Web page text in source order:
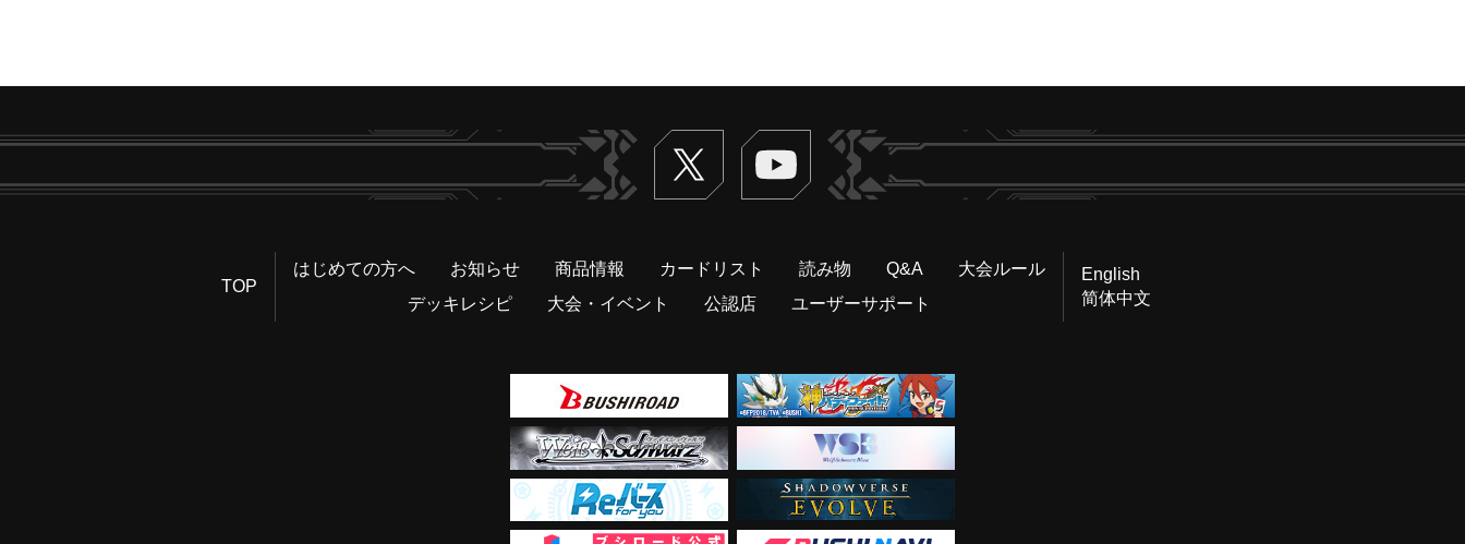
Twitter ヴァンガードch
TOP
はじめての方へ お知らせ 商品情報 カードリスト 読み物 Q&A
大会ルール
デッキレシピ
大会・イベント 公認店 ユーザーサポート
English
简体中文